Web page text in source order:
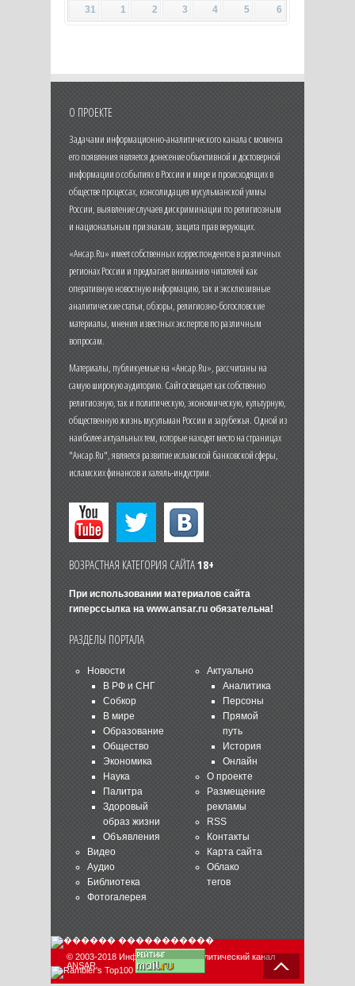
31
1 2 3 4 5 6
О ПРОЕКТЕ
Задачами информационно-аналитического канала с момента
его появления является донесение объективной и достоверной
информации о событиях в России и мире и происходящих в
обществе процессах, консолидация мусульманской уммы
России, выявление случаев дискриминации по религиозным
и национальным признакам, защита прав верующих.
«Ансар.Ru» имеет собственных корреспондентов в различных
регионах России и предлагает вниманию читателей как
оперативную новостную информацию, так и эксклюзивные
аналитические статьи, обзоры, религиозно-богословские
материалы, мнения известных экспертов по различным
вопросам.
Материалы, публикуемые на «Ансар.Ru», рассчитаны на
самую широкую аудиторию. Сайт освещает как собственно
религиозную, так и политическую, экономическую, культурную,
общественную жизнь мусульман России и зарубежья. Одной из
наиболее актуальных тем, которые находят место на страницах
"Ансар.Ru", является развитие исламской банковской сферы,
исламских финансов и халяль-индустрии.
ВОЗРАСТНАЯ КАТЕГОРИЯ САЙТА18+
При использовании материалов сайта
гиперссылка на www.ansar.ruобязательна!
РАЗДЕЛЫ ПОРТАЛА
Новости
В РФ и СНГ
Собкор
В мире
Образование
Общество
Экономика
Наука
Палитра
Здоровый
образ жизни
Объявления
Видео
Аудио
Библиотека
Фотогалерея
Актуально
Аналитика
Персоны
Прямой
путь
История
Онлайн
О проекте
Размещение
рекламы
RSS
Контакты
Карта сайта
Облако
тегов
© 2003-2018 Информационно-аналитический канал
ANSAR